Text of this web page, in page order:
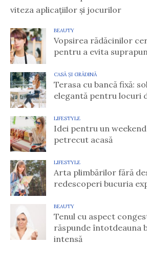
viteza aplicațiilor și jocurilor
BEAUTY
Vopsirea rădăcinilor
pentru a evita
CASĂ ȘI GRĂDINĂ
Terasa cu bancă fixă:
elegantă pentru locuri
LIFESTYLE
Idei pentru un
petrecut acasă
LIFESTYLE
Arta plimbărilor fără
redescoperi bucuria
BEAUTY
Tenul cu aspect
răspunde întotdeauna
intensă